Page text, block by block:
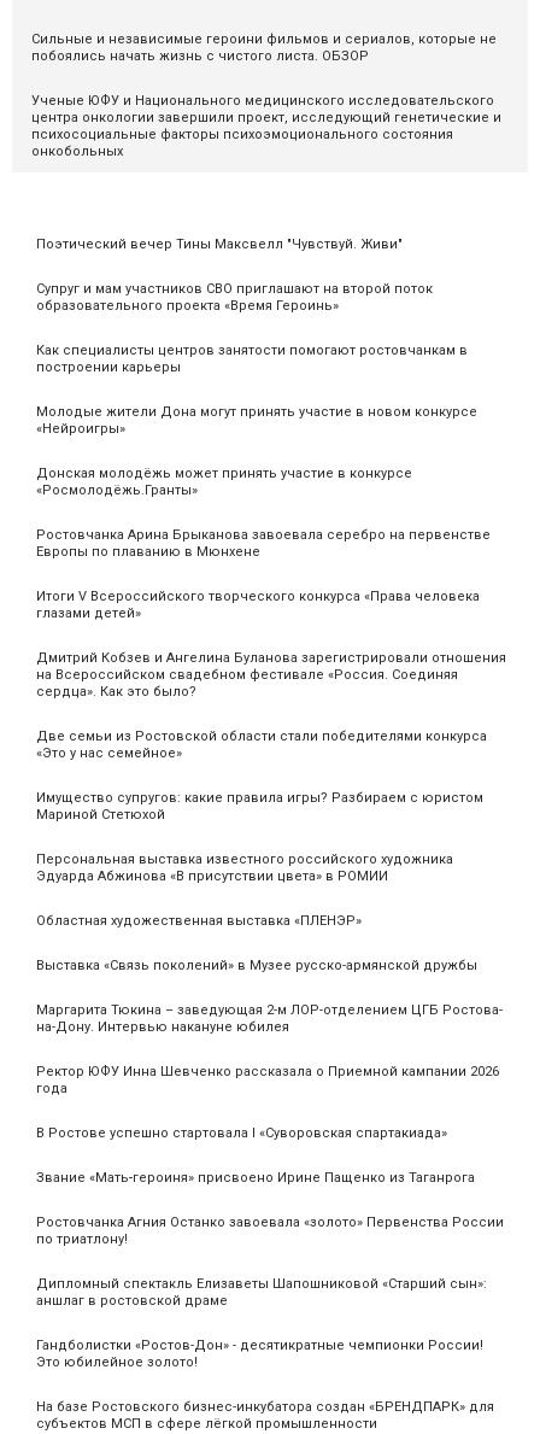
Поэтический вечер Тины Максвелл "Чувствуй. Живи"
Супруг и мам участников СВО приглашают на второй поток
образовательного проекта «Время Героинь»
Как специалисты центров занятости помогают ростовчанкам в
построении карьеры
Молодые жители Дона могут принять участие в новом конкурсе
«Нейроигры»
Донская молодёжь может принять участие в конкурсе
«Росмолодёжь.Гранты»
Ростовчанка Арина Брыканова завоевала серебро на первенстве
Европы по плаванию в Мюнхене
Итоги V Всероссийского творческого конкурса «Права человека
глазами детей»
Дмитрий Кобзев и Ангелина Буланова зарегистрировали отношения
на Всероссийском свадебном фестивале «Россия. Соединяя
сердца». Как это было?
Две семьи из Ростовской области стали победителями конкурса
«Это у нас семейное»
Имущество супругов: какие правила игры? Разбираем с юристом
Мариной Стетюхой
Персональная выставка известного российского художника
Эдуарда Абжинова «В присутствии цвета» в РОМИИ
Областная художественная выставка «ПЛЕНЭР»
Выставка «Связь поколений» в Музее русско-армянской дружбы
Маргарита Тюкина – заведующая 2-м ЛОР-отделением ЦГБ Ростова-
на-Дону. Интервью накануне юбилея
Ректор ЮФУ Инна Шевченко рассказала о Приемной кампании 2026
года
В Ростове успешно стартовала I «Суворовская спартакиада»
Звание «Мать‑героиня» присвоено Ирине Пащенко из Таганрога
Ростовчанка Агния Останко завоевала «золото» Первенства России
по триатлону!
Дипломный спектакль Елизаветы Шапошниковой «Старший сын»:
аншлаг в ростовской драме
Гандболистки «Ростов-Дон» - десятикратные чемпионки России!
Это юбилейное золото!
На базе Ростовского бизнес-инкубатора создан «БРЕНДПАРК» для
субъектов МСП в сфере лёгкой промышленности
Сильные и независимые героини фильмов и сериалов, которые не
побоялись начать жизнь с чистого листа. ОБЗОР
Ученые ЮФУ и Национального медицинского исследовательского
центра онкологии завершили проект, исследующий генетические и
психосоциальные факторы психоэмоционального состояния
онкобольных